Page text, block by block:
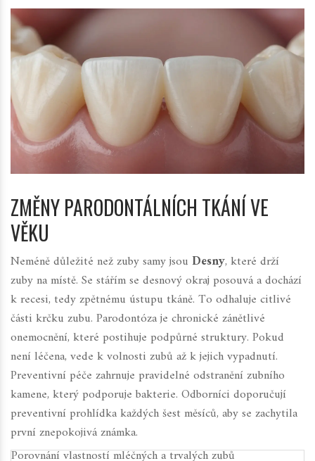
ZMĚNY PARODONTÁLNÍCH TKÁNÍ VE
VĚKU
Neméně důležité než zuby samy jsou Desny, které drží
zuby na místě. Se stářím se desnový okraj posouvá a dochází
k recesi, tedy zpětnému ústupu tkáně. To odhaluje citlivé
části krčku zubu. Parodontóza je chronické zánětlivé
onemocnění, které postihuje podpůrné struktury. Pokud
není léčena, vede k volnosti zubů až k jejich vypadnutí.
Preventivní péče zahrnuje pravidelné odstranění zubního
kamene, který podporuje bakterie. Odborníci doporučují
preventivní prohlídka každých šest měsíců, aby se zachytila
první znepokojivá známka.
Porovnání vlastností mléčných a trvalých zubů